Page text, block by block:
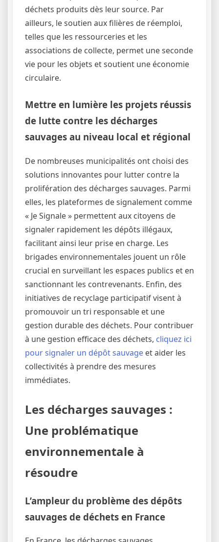
déchets produits dès leur source. Par
ailleurs, le soutien aux filières de réemploi,
telles que les ressourceries et les
associations de collecte, permet une seconde
vie pour les objets et soutient une économie
circulaire.
Mettre en lumière les projets réussis
de lutte contre les décharges
sauvages au niveau local et régional
De nombreuses municipalités ont choisi des
solutions innovantes pour lutter contre la
prolifération des décharges sauvages. Parmi
elles, les plateformes de signalement comme
« Je Signale » permettent aux citoyens de
signaler rapidement les dépôts illégaux,
facilitant ainsi leur prise en charge. Les
brigades environnementales jouent un rôle
crucial en surveillant les espaces publics et en
sanctionnant les contrevenants. Enfin, des
initiatives de recyclage participatif visent à
promouvoir un tri responsable et une
gestion durable des déchets. Pour contribuer
à une gestion efficace des déchets, cliquez ici
pour signaler un dépôt sauvage et aider les
collectivités à prendre des mesures
immédiates.
Les décharges sauvages :
Une problématique
environnementale à
résoudre
L’ampleur du problème des dépôts
sauvages de déchets en France